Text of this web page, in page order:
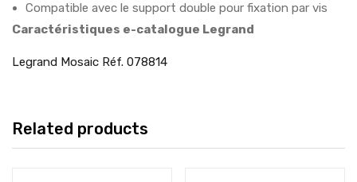
Compatible avec le support double pour fixation par vis
Caractéristiques e-catalogue Legrand
Legrand Mosaic Réf. 078814
Related products